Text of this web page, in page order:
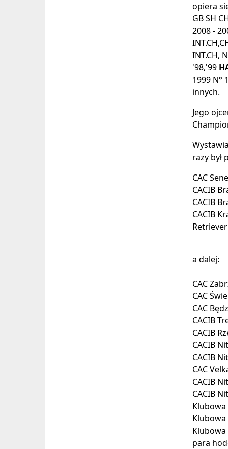
opiera
GB SH
2008 -
INT.CH,
'98,'99
1999 N°
innych.
Jego
razy był
CAC
CACIB
CACIB
CACIB
a dalej:
CAC
CAC
CAC
CACIB
CACIB
CACIB
CACIB
CAC
CACIB
CACIB
Klubowa
Klubowa
Klubowa
para